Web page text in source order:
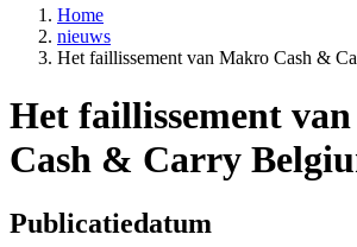
Home
nieuws
Het faillissement van Makro Cash &
Het faillissement
Cash & Carry
Publicatiedatum